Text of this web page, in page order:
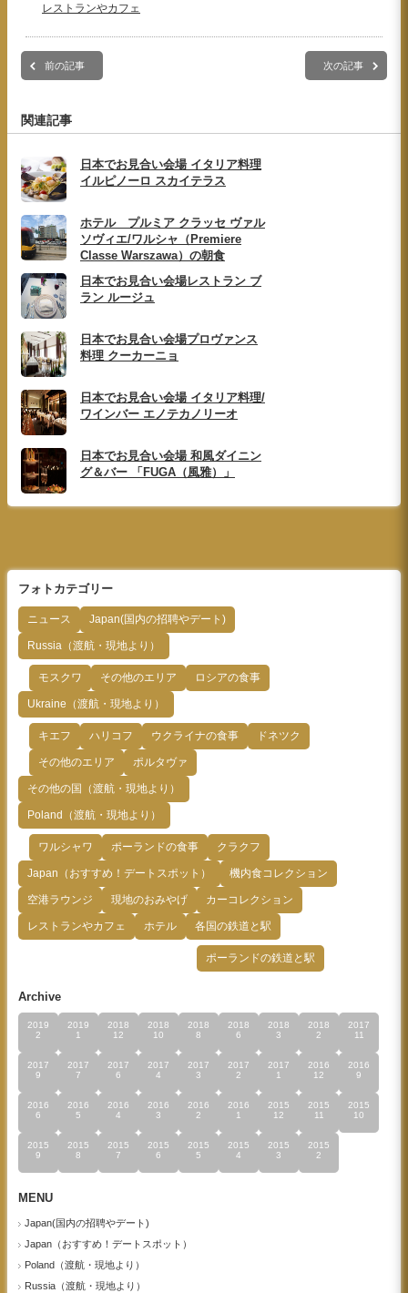
フォトカテゴリー
ニュース Japan(国内の招聘やデート)
Russia（渡航・現地より）
モスクワ その他のエリア ロシアの食事
Ukraine（渡航・現地より）
キエフ ハリコフ ウクライナの食事 ドネツク
その他のエリア ポルタヴァ
その他の国（渡航・現地より）
Poland（渡航・現地より）
ワルシャワ ポーランドの食事 クラクフ
Japan（おすすめ！デートスポット） 機内食コレクション
空港ラウンジ 現地のおみやげ カーコレクション
レストランやカフェ ホテル 各国の鉄道と駅
ポーランドの鉄道と駅
Archive
2019
2
2019
1
2018
12
2018
10
2018
8
2018
6
2018
3
2018
2
2017
11
2017
9
2017
7
2017
6
2017
4
2017
3
2017
2
2017
1
2016
12
2016
9
2016
6
2016
5
2016
4
2016
3
2016
2
2016
1
2015
12
2015
11
2015
10
2015
9
2015
8
2015
7
2015
6
2015
5
2015
4
2015
3
2015
2
MENU
Japan(国内の招聘やデート)
Japan（おすすめ！デートスポット）
Poland（渡航・現地より）
Russia（渡航・現地より）
レストランやカフェ
前の記事 次の記事
関連記事
日本でお見合い会場 イタリア料理
イルピノーロ スカイテラス
ホテル プルミア クラッセ ヴァル
ソヴィエ/ワルシャ（Premiere
Classe Warszawa）の朝食
日本でお見合い会場レストラン ブ
ラン ルージュ
日本でお見合い会場プロヴァンス
料理 クーカーニョ
日本でお見合い会場 イタリア料理/
ワインバー エノテカノリーオ
日本でお見合い会場 和風ダイニン
グ＆バー 「FUGA（風雅）」